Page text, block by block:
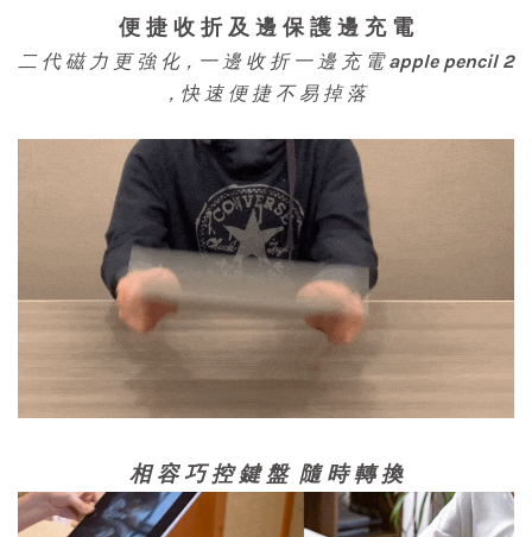
便 捷 收 折 及 邊 保 護 邊 充 電
二 代 磁 力 更 強 化，一 邊 收 折 一 邊 充 電apple pencil 2
，快 速 便 捷 不 易 掉 落
相 容 巧 控 鍵 盤 隨 時 轉 換